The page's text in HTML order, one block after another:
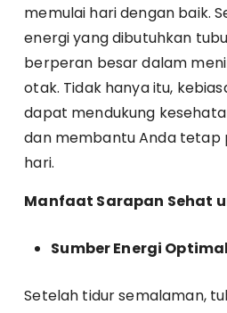
memulai hari dengan baik.
energi yang dibutuhkan
berperan besar dalam
otak. Tidak hanya itu,
dapat mendukung
dan membantu Anda tetap
hari.
Manfaat Sarapan Sehat
Sumber Energi Optimal
Setelah tidur semalaman,